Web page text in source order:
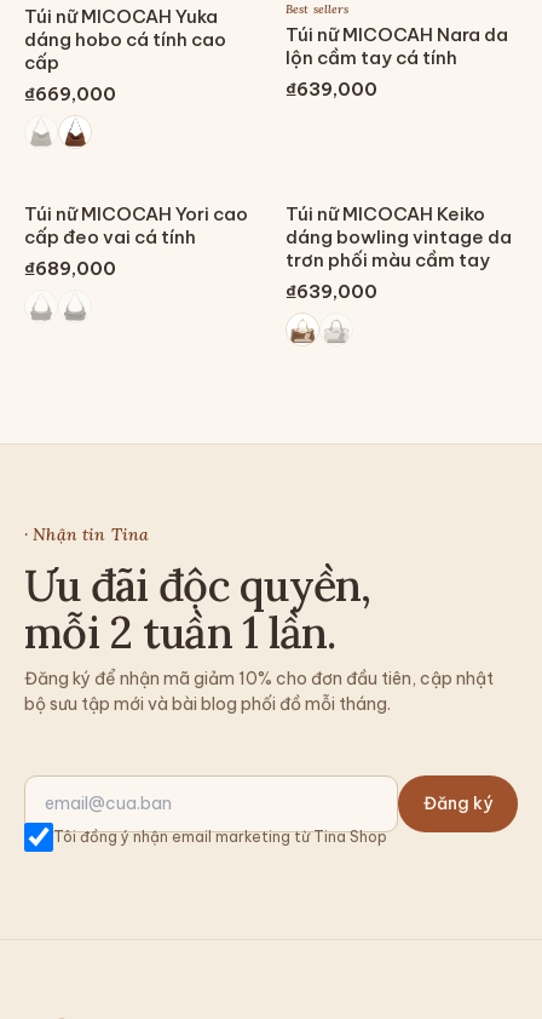
Túi nữ MICOCAH Yuka
dáng hobo cá tính cao
cấp
₫669,000
Best sellers
Túi nữ MICOCAH Nara da
lộn cầm tay cá tính
₫639,000
Túi nữ MICOCAH Yori cao
cấp đeo vai cá tính
₫689,000
Túi nữ MICOCAH Keiko
dáng bowling vintage da
trơn phối màu cầm tay
₫639,000
· Nhận tin Tina
Ưu đãi độc quyền,
mỗi 2 tuần 1 lần.
Đăng ký để nhận mã giảm 10% cho đơn đầu tiên, cập nhật
bộ sưu tập mới và bài blog phối đồ mỗi tháng.
Đăng ký
Tôi đồng ý nhận email marketing từ Tina Shop